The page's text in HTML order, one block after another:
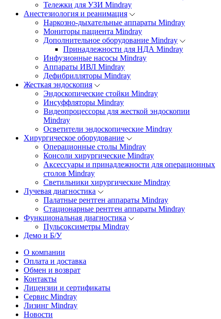
Тележки для УЗИ Mindray
Анестезиология и реанимация
Наркозно-дыхательные аппараты Mindray
Мониторы пациента Mindray
Дополнительное оборудование Mindray
Принадлежности для НДА Mindray
Инфузионные насосы Mindray
Аппараты ИВЛ Mindray
Дефибрилляторы Mindray
Жесткая эндоскопия
Эндоскопические стойки Mindray
Инсуффляторы Mindray
Видеопроцессоры для жесткой эндоскопии
Mindray
Осветители эндоскопические Mindray
Хирургическое оборудование
Операционные столы Mindray
Консоли хирургические Mindray
Аксессуары и принадлежности для операционных
столов Mindray
Светильники хирургические Mindray
Лучевая диагностика
Палатные рентген аппараты Mindray
Стационарные рентген аппараты Mindray
Функциональная диагностика
Пульсоксиметры Mindray
Демо и Б/У
О компании
Оплата и доставка
Обмен и возврат
Контакты
Лицензии и сертификаты
Сервис Mindray
Лизинг Mindray
Новости